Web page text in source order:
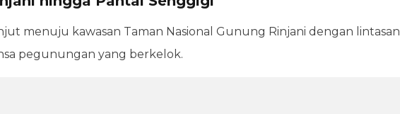
menuju kawasan Taman Nasional Gunung Rinjani dengan lintasan
pegunungan yang berkelok.